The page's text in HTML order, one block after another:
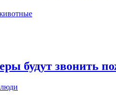
будут звонить